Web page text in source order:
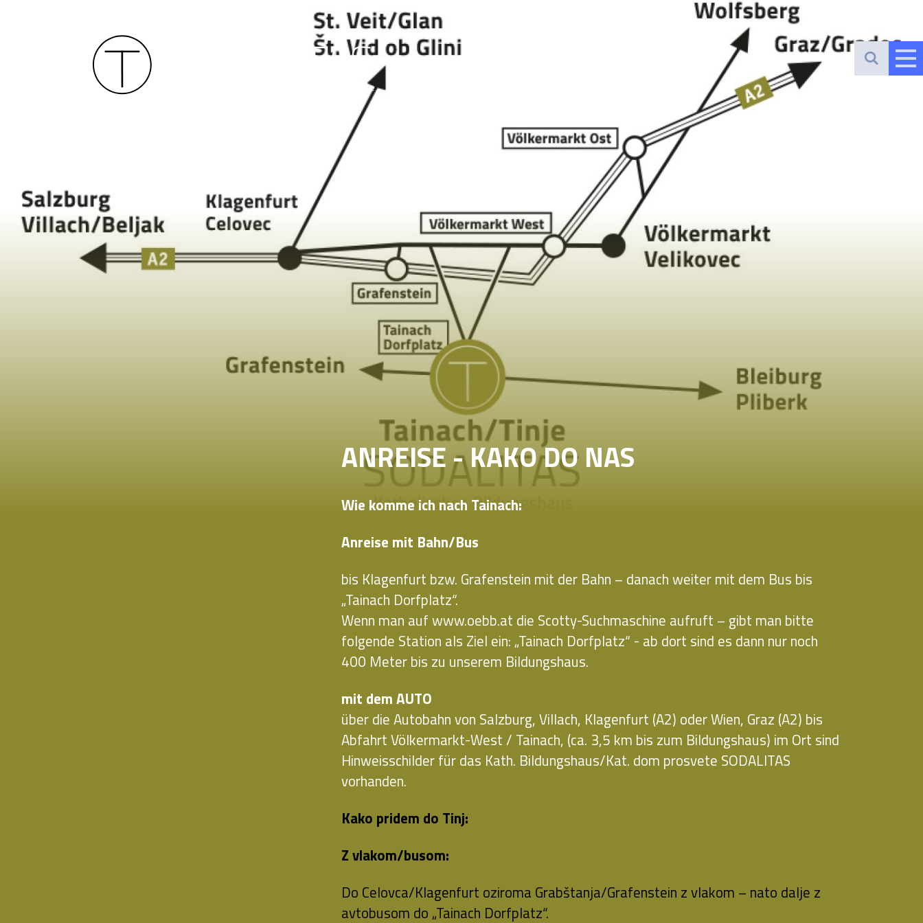
ANREISE - KAKO DO NAS
Wie komme ich nach Tainach:
Anreise mit Bahn/Bus
bis Klagenfurt bzw. Grafenstein mit der Bahn – danach weiter mit dem Bus bis
„Tainach Dorfplatz“.
Wenn man auf www.oebb.at die Scotty-Suchmaschine aufruft – gibt man bitte
folgende Station als Ziel ein: „Tainach Dorfplatz“ - ab dort sind es dann nur noch
400 Meter bis zu unserem Bildungshaus.
mit dem AUTO
über die Autobahn von Salzburg, Villach, Klagenfurt (A2) oder Wien, Graz (A2) bis
Abfahrt Völkermarkt-West / Tainach, (ca. 3,5 km bis zum Bildungshaus) im Ort sind
Hinweisschilder für das Kath. Bildungshaus/Kat. dom prosvete SODALITAS
vorhanden.
Kako pridem do Tinj:
Z vlakom/busom:
Do Celovca/Klagenfurt oziroma Grabštanja/Grafenstein z vlakom – nato dalje z
avtobusom do „Tainach Dorfplatz“.